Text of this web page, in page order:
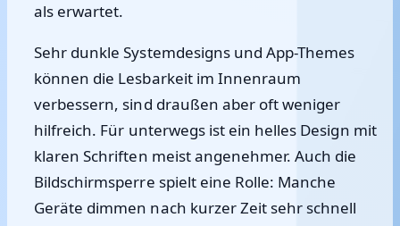
als erwartet.
Sehr dunkle Systemdesigns und App-Themes
können die Lesbarkeit im Innenraum
verbessern, sind draußen aber oft weniger
hilfreich. Für unterwegs ist ein helles Design mit
klaren Schriften meist angenehmer. Auch die
Bildschirmsperre spielt eine Rolle: Manche
Geräte dimmen nach kurzer Zeit sehr schnell